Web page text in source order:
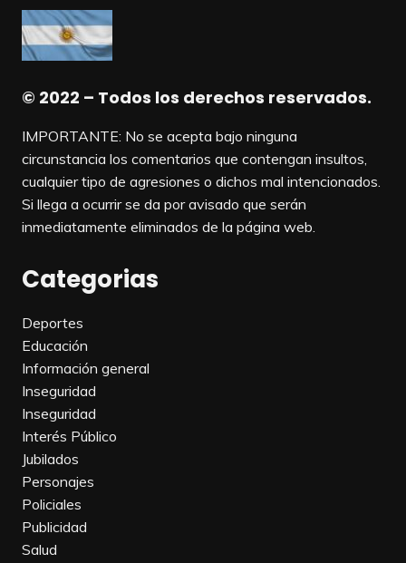
© 2022 – Todos los derechos reservados.
IMPORTANTE: No se acepta bajo ninguna
circunstancia los comentarios que contengan insultos,
cualquier tipo de agresiones o dichos mal intencionados.
Si llega a ocurrir se da por avisado que serán
inmediatamente eliminados de la página web.
Categorias
Deportes
Educación
Información general
Inseguridad
Inseguridad
Interés Público
Jubilados
Personajes
Policiales
Publicidad
Salud